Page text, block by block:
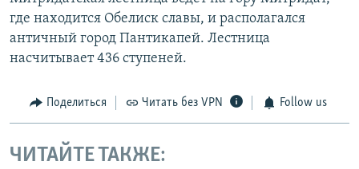
где находится Обелиск славы, и располагался
античный город Пантикапей. Лестница
насчитывает 436 ступеней.
Поделиться Читать без VPN Follow us
ЧИТАЙТЕ ТАКЖЕ: